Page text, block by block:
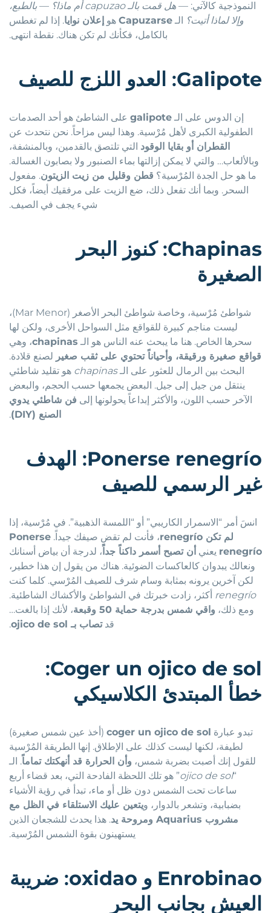
النموذجية كالآتي: —هل قمت بالـ capuzao أم ماذا؟ —بالطبع،
وإلا لماذا أتيت؟الـCapuzarseهو إعلان نوايا. إذا لم تغطس
بالكامل، فكأنك لم تكن هناك. نقطة انتهى.
Galipote: العدو اللزج للصيف
إن الدوس على الـgalipoteعلى الشاطئ هو أحد الصدمات
الطفولية الكبرى لأهل مُرْسية. وهذا ليس مزاحاً. نحن نتحدث عن
القطران أو بقايا الوقودالتي تلتصق بالقدمين، وبالمنشفة،
وبالألعاب… والتي لا يمكن إزالتها بماء الصنبور ولا بصابون الغسالة.
ما هو حل الجدة المُرْسية؟ قطن وقليل من زيت الزيتون. مفعول
السحر. وبما أنك تفعل ذلك، ضع الزيت على مرفقيك أيضاً، فكل
شيء يجف في الصيف.
Chapinas: كنوز البحر
الصغيرة
شواطئ مُرْسية، وخاصة شواطئ البحر الأصغر (Mar Menor)،
ليست مناجم كبيرة للقواقع مثل السواحل الأخرى، ولكن لها
سحرها الخاص. هنا ما يبحث عنه الناس هو الـchapinas، وهي
قواقع صغيرة ورقيقة، وأحياناً تحتوي على ثقب صغيرلصنع قلادة.
البحث بين الرمال للعثور على الـchapinasهو تقليد شاطئي
ينتقل من جيل إلى جيل. البعض يجمعها حسب الحجم، والبعض
الآخر حسب اللون، والأكثر إبداعاً يحولونها إلى فن شاطئي يدوي
الصنع (DIY)
.
Ponerse renegrío: الهدف
غير الرسمي للصيف
انسَ أمر “الاسمرار الكاريبي” أو “اللمسة الذهبية”. في مُرْسية، إذا
لم تكن renegrío
، فأنت لم تقضِ صيفك جيداً. Ponerse
renegríoيعني أن تصبح أسمر داكناً جداً ، لدرجة أن بياض أسنانك
ونعالك يبدوان كالعاكسات الضوئية. هناك من يقول إن هذا خطير،
لكن آخرين يرونه بمثابة وسام شرف للصيف المُرْسي. كلما كنت
renegríoأكثر، زادت خبرتك في الشواطئ والأكشاك الشاطئية.
ومع ذلك، واقي شمس بدرجة حماية 50 وقبعة
، لأنك إذا بالغت…
قد تصاب بـ ojico de sol .
Coger un ojico de sol
:
خطأ المبتدئ الكلاسيكي
تبدو عبارة coger un ojico de sol(أخذ عين شمس صغيرة)
لطيفة، لكنها ليست كذلك على الإطلاق. إنها الطريقة المُرْسية
للقول إنك أصبت بضربة شمس، وأن الحرارة قد أنهكتك تماماً. الـ
ojico de sol” هو تلك اللحظة الفادحة التي، بعد قضاء أربع
ساعات تحت الشمس دون ظل أو ماء، تبدأ في رؤية الأشياء
بضبابية، وتشعر بالدوار، ويتعين عليك الاستلقاء في الظل مع
مشروب Aquarius ومروحة يد
. هذا يحدث للشجعان الذين
يستهينون بقوة الشمس المُرْسية.
Enrobinaoو oxidao: ضريبة
العيش بجانب البحر